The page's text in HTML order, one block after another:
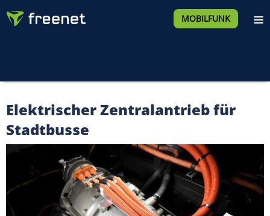
MOBILFUNK
Elektrischer Zentralantrieb für
Stadtbusse